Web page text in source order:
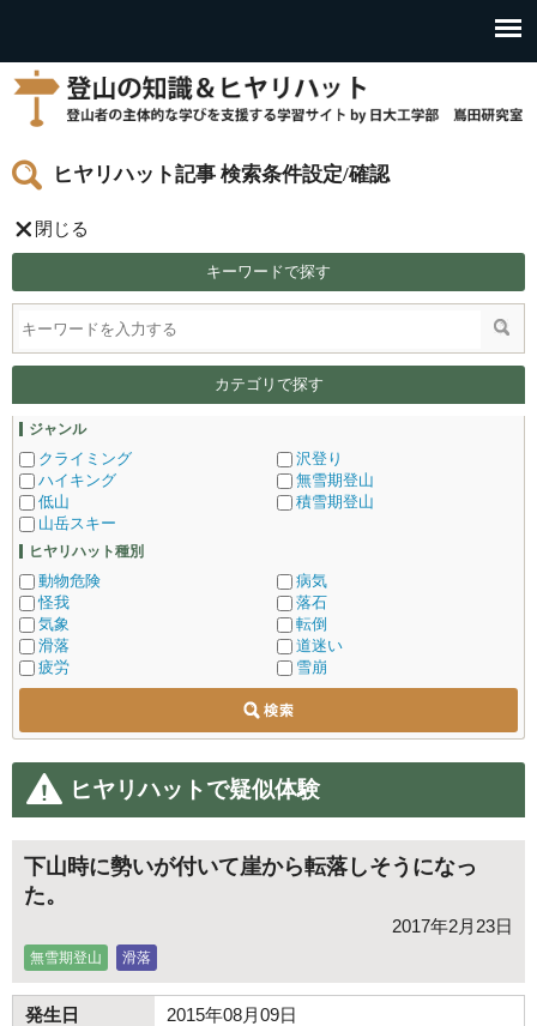
ヒヤリハット記事 検索条件設定/確認
閉じる
キーワードで探す
カテゴリで探す
ジャンル
クライミング
ハイキング
低山
山岳スキー
沢登り
無雪期登山
積雪期登山
ヒヤリハット種別
動物危険
怪我
気象
滑落
疲労
病気
落石
転倒
道迷い
雪崩
ヒヤリハットで疑似体験
下山時に勢いが付いて崖から転落しそうになっ
た。
2017年2月23日
無雪期登山 滑落
発生日
2015年08月09日